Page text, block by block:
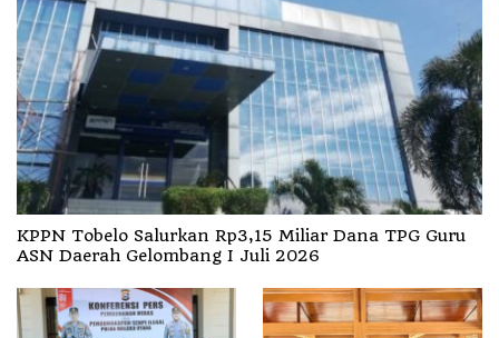
KPPN Tobelo Salurkan Rp3,15 Miliar Dana TPG Guru
ASN Daerah Gelombang I Juli 2026